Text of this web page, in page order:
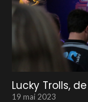
Lucky Trolls,
19 mai 2023